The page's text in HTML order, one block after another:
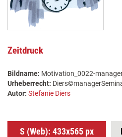
Zeitdruck
Bildname: Motivation_0022-
Urheberrecht:
Autor: Stefanie Diers
S (Web): 433x565 px